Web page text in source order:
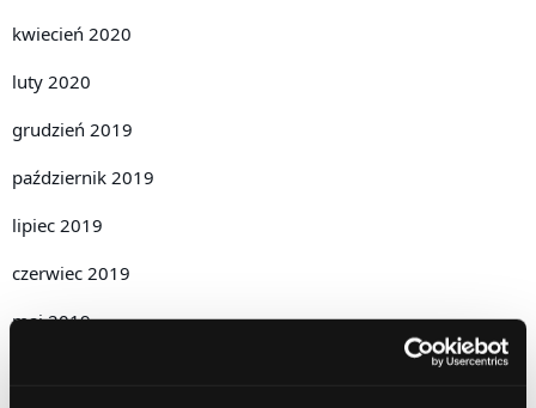
kwiecień 2020
luty 2020
grudzień 2019
październik 2019
lipiec 2019
czerwiec 2019
maj 2019